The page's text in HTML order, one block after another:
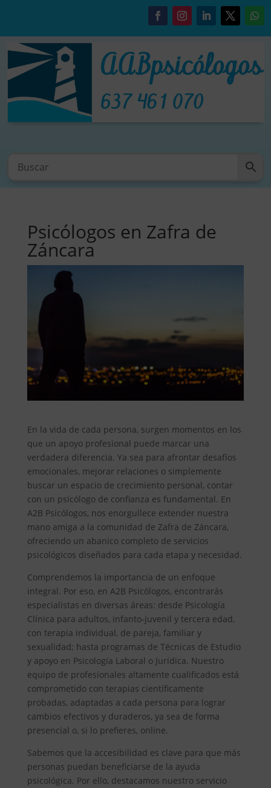
Psicólogos en Zafra de
Záncara
En la vida de cada persona, surgen momentos en los
que un apoyo profesional puede marcar una
verdadera diferencia. Ya sea para afrontar desafíos
emocionales, mejorar relaciones o simplemente
buscar un espacio de crecimiento personal, contar
con un psicólogo de confianza es fundamental. En
A2B Psicólogos, nos enorgullece extender nuestra
mano amiga a la comunidad de Zafra de Záncara,
ofreciendo un abanico completo de servicios
psicológicos diseñados para cada etapa y necesidad.
Comprendemos la importancia de un enfoque
integral. Por eso, en A2B Psicólogos, encontrarás
especialistas en diversas áreas: desde Psicología
Clínica para adultos, infanto-juvenil y tercera edad,
con terapia individual, de pareja, familiar y
sexualidad; hasta programas de Técnicas de Estudio
y apoyo en Psicología Laboral o Jurídica. Nuestro
equipo de profesionales altamente cualificados está
comprometido con terapias científicamente
probadas, adaptadas a cada persona para lograr
cambios efectivos y duraderos, ya sea de forma
presencial o, si lo prefieres, online.
Sabemos que la accesibilidad es clave para que más
personas puedan beneficiarse de la ayuda
psicológica. Por ello, destacamos nuestro servicio